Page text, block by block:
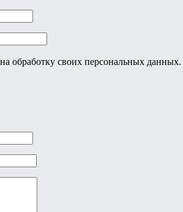
обработку своих персональных данных.